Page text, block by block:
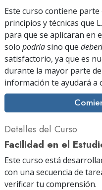
Este curso contiene parte
principios y técnicas que
para que se aplicaran en
solo podríasino que
satisfactorio, ya que es
durante la mayor parte
información te ayudará a
Detalles del Curso
Facilidad en el
Este curso está
con una secuencia de
verificar tu comprensión.